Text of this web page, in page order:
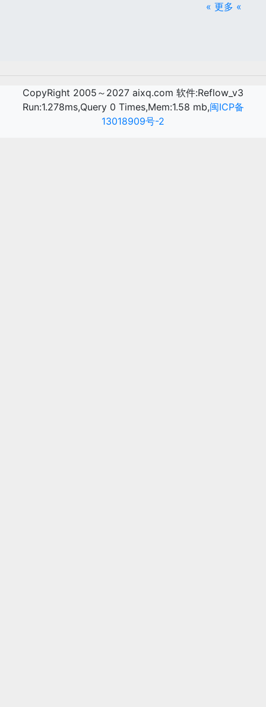
« 更多 «
CopyRight 2005～2027 aixq.com 软件:Reflow_v3
Run:1.278ms,Query 0 Times,Mem:1.58 mb,闽ICP备
13018909号-2